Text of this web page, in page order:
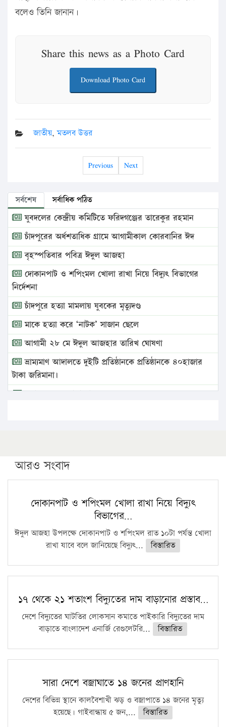
বলেও তিনি জানান।
Share this news as a Photo Card
Download Photo Card
জাতীয়,মতলব উত্তর
Previous Next
সর্বশেষ সর্বাধিক পঠিত
যুবদলের কেন্দ্রীয় কমিটিতে ফরিদগঞ্জের তারেকুর রহমান
চাঁদপুরের অর্ধশতাধিক গ্রামে আগামীকাল কোরবানির ঈদ
বৃহস্পতিবার পবিত্র ঈদুল আজহা
দোকানপাট ও শপিংমল খোলা রাখা নিয়ে বিদ্যুৎ বিভাগের
নির্দেশনা
চাঁদপুরে হত্যা মামলায় যুবকের মৃত্যুদণ্ড
মাকে হত্যা করে ‘নাটক’ সাজান ছেলে
আগামী ২৮ মে ঈদুল আজহার তারিখ ঘোষণা
ভ্রাম্যমাণ আদালতে দুইটি প্রতিষ্ঠানকে প্রতিষ্ঠানকে ৪০হাজার
টাকা জরিমানা।
এবার লঞ্চের ভাড়া বাড়ল
পিএইচডি করছেন কুয়েটের কৃতি…
সারা দেশে বজ্রাঘাতে ১৪ জনের প্রাণহানি
কঠোর হচ্ছে এসএসসি ও এইচএসসি পরীক্ষা
ফরিদগঞ্জে আগুনে পুড়লো ৬ ব্যবসা প্রতিষ্ঠান
আরও সংবাদ
দোকানপাট ও শপিংমল খোলা রাখা নিয়ে বিদ্যুৎ
বিভাগের…
ঈদুল আজহা উপলক্ষে দোকানপাট ও শপিংমল রাত ১০টা পর্যন্ত খোলা
রাখা যাবে বলে জানিয়েছে বিদ্যুৎ...
বিস্তারিত
১৭ থেকে ২১ শতাংশ বিদ্যুতের দাম বাড়ানোর প্রস্তাব…
দেশে বিদ্যুতের ঘাটতির লোকসান কমাতে পাইকারি বিদ্যুতের দাম
বাড়াতে বাংলাদেশ এনার্জি রেগুলেটরি...
বিস্তারিত
সারা দেশে বজ্রাঘাতে ১৪ জনের প্রাণহানি
দেশের বিভিন্ন স্থানে কালবৈশাখী ঝড় ও বজ্রাপাতে ১৪ জনের মৃত্যু
হয়েছে। গাইবান্ধায় ৫ জন,...
বিস্তারিত